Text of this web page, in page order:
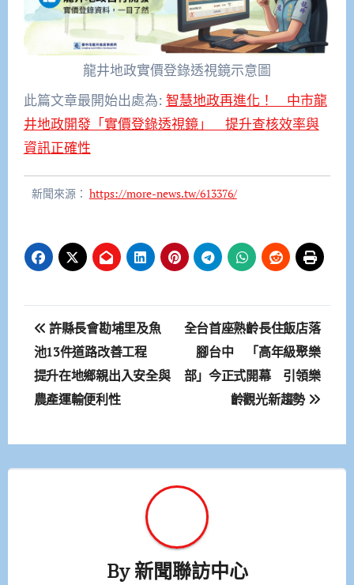
龍井地政實價登錄透視鏡示意圖
此篇文章最開始出處為: 智慧地政再進化！ 中市龍
井地政開發「實價登錄透視鏡」 提升查核效率與
資訊正確性
新聞來源： https://more-news.tw/613376/
文
章
導
許縣長會勘埔里及魚
池13件道路改善工程
提升在地鄉親出入安全與
農產運輸便利性
全台首座熟齡長住飯店落
腳台中 「高年級聚樂
部」今正式開幕 引領樂
齡觀光新趨勢
By新聞聯訪中心